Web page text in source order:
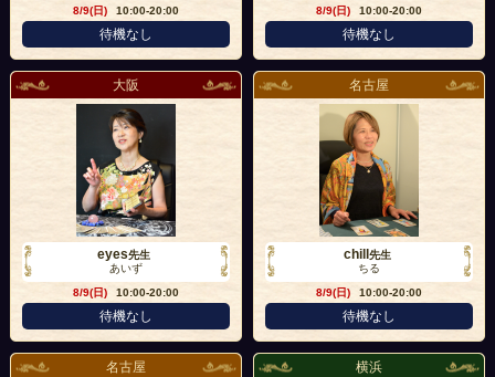
8/9(日)
10:00-20:00
待機なし
8/9(日)
10:00-20:00
待機なし
大阪
eyes先生
あいず
8/9(日)
10:00-20:00
待機なし
名古屋
chill 先生
ちる
8/9(日)
10:00-20:00
待機なし
名古屋 横浜